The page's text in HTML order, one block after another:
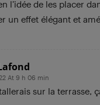
l’idée de les placer
un effet élégant et
At 9 h 06 min
sur la terrasse,